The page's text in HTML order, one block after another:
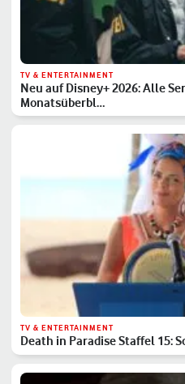
TV & ENTERTAINMENT
Neu auf Disney+ 2026: Alle
Monatsüberbl…
TV & ENTERTAINMENT
Death in Paradise Staffel 15: